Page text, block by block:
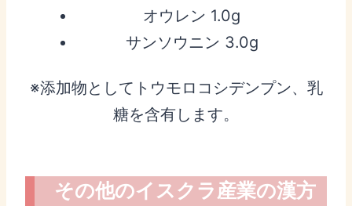
オウレン 1.0g
サンソウニン 3.0g
※添加物としてトウモロコシデンプン、乳
糖を含有します。
その他のイスクラ産業の漢方